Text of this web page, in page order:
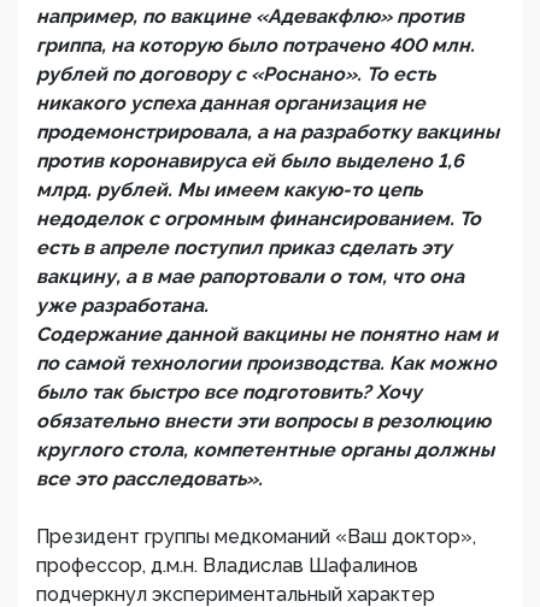
например, по вакцине «Адевакфлю» против
гриппа, на которую было потрачено 400 млн.
рублей по договору с «Роснано». То есть
никакого успеха данная организация не
продемонстрировала, а на разработку вакцины
против коронавируса ей было выделено 1,6
млрд. рублей. Мы имеем какую-то цепь
недоделок с огромным финансированием. То
есть в апреле поступил приказ сделать эту
вакцину, а в мае рапортовали о том, что она
уже разработана.
Содержание данной вакцины не понятно нам и
по самой технологии производства. Как можно
было так быстро все подготовить? Хочу
обязательно внести эти вопросы в резолюцию
круглого стола, компетентные органы должны
все это расследовать».
Президент группы медкоманий «Ваш доктор»,
профессор, д.м.н. Владислав Шафалинов
подчеркнул экспериментальный характер